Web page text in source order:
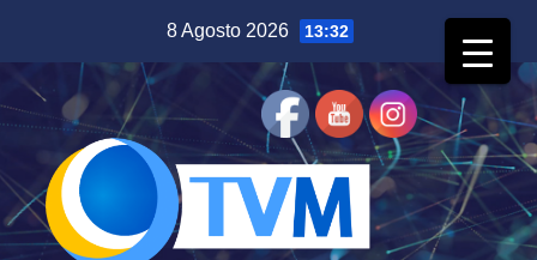
contenuto
8 Agosto 2026 13:32